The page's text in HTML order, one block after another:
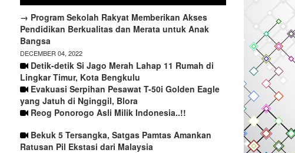
→ Program Sekolah Rakyat Memberikan Akses
Pendidikan Berkualitas dan Merata untuk Anak
Bangsa
DECEMBER 04, 2022
Detik-detik Si Jago Merah Lahap 11 Rumah di
Lingkar Timur, Kota Bengkulu
Evakuasi Serpihan Pesawat T-50i Golden Eagle
yang Jatuh di Nginggil, Blora
Reog Ponorogo Asli Milik Indonesia..!!
Bekuk 5 Tersangka, Satgas Pamtas Amankan
Ratusan Pil Ekstasi dari Malaysia